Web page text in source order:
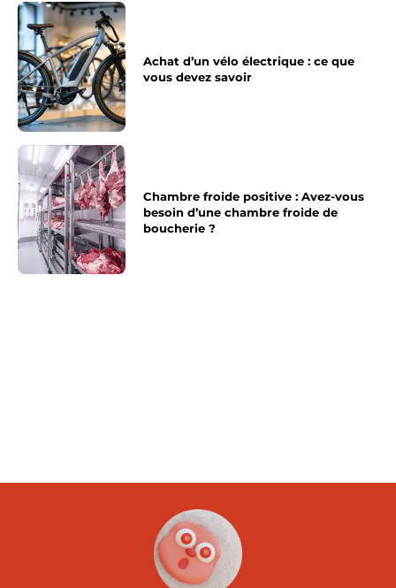
Achat d’un vélo électrique : ce que
vous devez savoir
Chambre froide positive : Avez-vous
besoin d’une chambre froide de
boucherie ?